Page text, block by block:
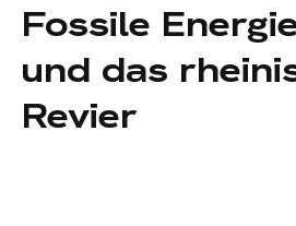
Fossile
und das
Revier